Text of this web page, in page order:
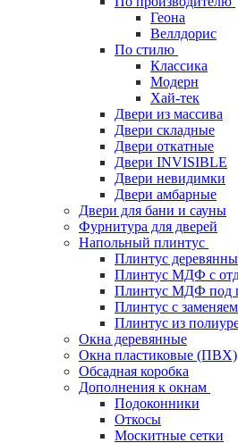
Геона
Веллдорис
По стилю
Классика
Модерн
Хай-тек
Двери из массива
Двери складные
Двери откатные
Двери INVISIBLE
Двери невидимки
Двери амбарные
Двери для бани и сауны
Фурнитура для дверей
Напольный плинтус
Плинтус
Плинтус МДФ с
Плинтус МДФ под
Плинтус с
Плинтус из
Окна деревянные
Окна пластиковые (ПВХ)
Обсадная коробка
Дополнения к окнам
Подоконники
Откосы
Москитные сетки